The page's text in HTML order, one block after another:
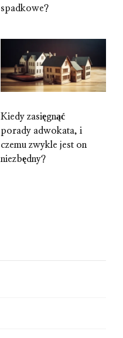
spadkowe?
Kiedy zasięgnąć
porady adwokata, i
czemu zwykle jest on
niezbędny?